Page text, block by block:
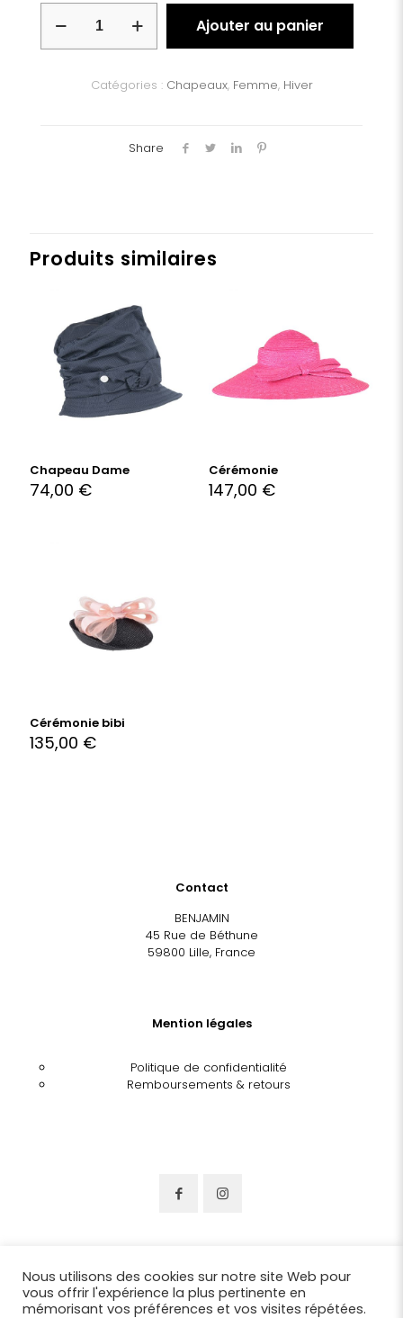
differentes
Ajouter au panier
Catégories : Chapeaux, Femme, Hiver
Share
Produits similaires
Chapeau Dame
74,00 €
Cérémonie
147,00 €
Cérémonie bibi
135,00 €
Contact
BENJAMIN
45 Rue de Béthune
59800 Lille, France
Mention légales
Politique de confidentialité
Remboursements & retours
Nous utilisons des cookies sur notre site Web pour
vous offrir l'expérience la plus pertinente en
mémorisant vos préférences et vos visites répétées.